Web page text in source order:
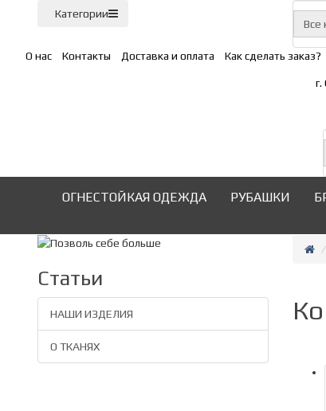
Категории
Все
О нас Контакты Доставка и оплата Как сделать заказ?
ОГНЕСТОЙКАЯ ОДЕЖДА РУБАШКИ
Статьи
НАШИ ИЗДЕЛИЯ
О ТКАНЯХ